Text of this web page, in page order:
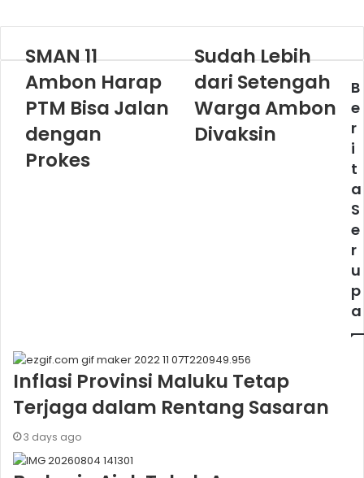
SMAN 11
Ambon Harap
PTM Bisa Jalan
dengan
Prokes
Sudah Lebih
dari Setengah
Warga Ambon
Divaksin
B
e
r
i
t
a
S
e
r
u
p
a
Inflasi Provinsi Maluku Tetap
Terjaga dalam Rentang Sasaran
3 days ago